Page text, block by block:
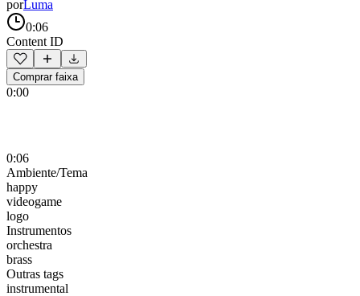
porLuma
0:06
Content ID
Comprar faixa
0:00
0:06
Ambiente/Tema
happy
videogame
logo
Instrumentos
orchestra
brass
Outras tags
instrumental